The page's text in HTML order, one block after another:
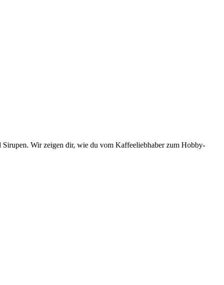
Wir zeigen dir, wie du vom Kaffeeliebhaber zum Hobby-